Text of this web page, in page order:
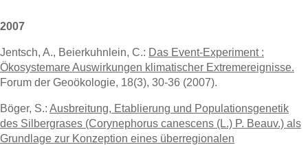
2007
Jentsch, A., Beierkuhnlein, C.: Das Event-Experiment :
Ökosystemare Auswirkungen klimatischer Extremereignisse.
Forum der Geoökologie, 18(3), 30-36 (2007).
Böger, S.: Ausbreitung, Etablierung und Populationsgenetik
des Silbergrases (Corynephorus canescens (L.) P. Beauv.) als
Grundlage zur Konzeption eines überregionalen